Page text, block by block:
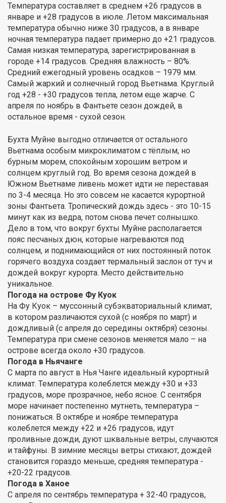
Температура составляет в среднем +26 градусов в
январе и +28 градусов в июле. Летом максимальная
температура обычно ниже 30 градусов, а в январе
ночная температура падает примерно до +21 градусов.
Самая низкая температура, зарегистрированная в
городе +14 градусов. Средняя влажность – 80%.
Средний ежегодный уровень осадков – 1979 мм.
Самый жаркий и солнечный город Вьетнама. Круглый
год +28 - +30 градусов тепла, летом еще жарче. С
апреля по ноябрь в Фантьете сезон дождей, в
остальное время - сухой сезон.
Бухта Муйне выгодно отличается от остального
Вьетнама особым микроклиматом с тёплым, но
бурным морем, спокойным хорошим ветром и
солнцем круглый год. Во время сезона дождей в
Южном Вьетнаме ливень может идти не переставая
по 3-4 месяца. Но это совсем не касается курортной
зоны Фантьета. Тропический дождь здесь - это 10-15
минут как из ведра, потом снова печет солнышко.
Дело в том, что вокруг бухты Муйне располагается
пояс песчаных дюн, которые нагреваются под
солнцем, и поднимающийся от них постоянный поток
горячего воздуха создает термальный заслон от туч и
дождей вокруг курорта. Место действительно
уникальное.
Погода на острове Фу Куок
На Фу Куок – муссонный субэкваториальный климат,
в котором различаются сухой (с ноября по март) и
дождливый (с апреля до середины октября) сезоны.
Температура при смене сезонов меняется мало – на
острове всегда около +30 градусов.
Погода в Ньячанге
С марта по август в Нья Чанге идеальный курортный
климат. Температура колеблется между +30 и +33
градусов, море прозрачное, небо ясное. С сентября
море начинает постепенно мутнеть, температура –
понижаться. В октябре и ноябре температура
колеблется между +22 и +26 градусов, идут
проливные дожди, дуют шквальные ветры, случаются
и тайфуны. В зимние месяцы ветры стихают, дождей
становится гораздо меньше, средняя температура -
+20-22 градусов.
Погода в Ханое
С апреля по сентябрь температура + 32-40 градусов,